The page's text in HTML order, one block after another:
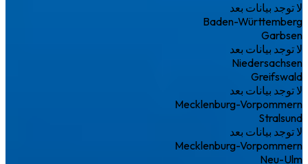
لا توجد بيانات بعد
Baden-Württemberg
Garbsen
لا توجد بيانات بعد
Niedersachsen
Greifswald
لا توجد بيانات بعد
Mecklenburg-Vorpommern
Stralsund
لا توجد بيانات بعد
Mecklenburg-Vorpommern
Neu-Ulm